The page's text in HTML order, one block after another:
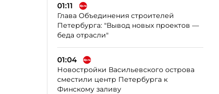
01:11
Глава Объединения строителей
Петербурга: "Вывод новых проектов —
беда отрасли"
01:04
Новостройки Васильевского острова
сместили центр Петербурга к
Финскому заливу